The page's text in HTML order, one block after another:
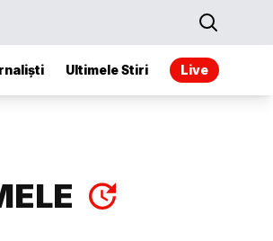
Ultimele Stiri Live